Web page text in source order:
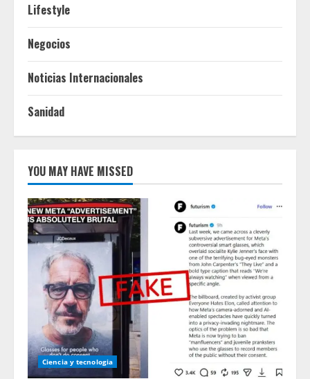
Lifestyle
Negocios
Noticias Internacionales
Sanidad
YOU MAY HAVE MISSED
Ciencia y tecnologia